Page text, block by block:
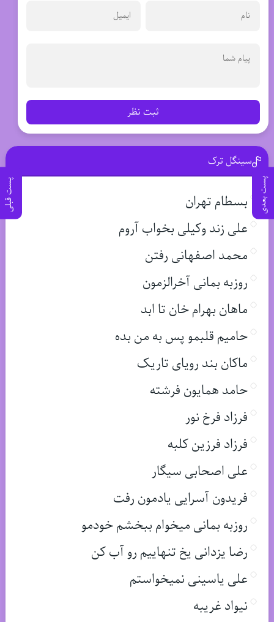
پست بعدی پست قبلی
ثبت نظر
سینگل ترک
بسطام تهران
علی زند وکیلی بخواب آروم
محمد اصفهانی رفتن
روزبه بمانی آخرالزمون
ماهان بهرام خان تا ابد
حامیم قلبمو پس به من بده
ماکان بند رویای تاریک
حامد همایون فرشته
فرزاد فرخ نور
فرزاد فرزین کلبه
علی اصحابی سیگار
فریدون آسرایی یادمون رفت
روزبه بمانی میخوام ببخشم خودمو
رضا یزدانی یخ تنهاییم رو آب کن
علی یاسینی نمیخواستم
نیواد غریبه